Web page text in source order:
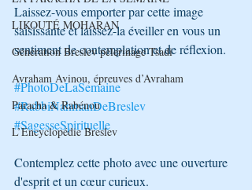
LIKOUTÉ MOHARAN
Génération Breslev pèlerinage Tsadi
Avraham Avinou, épreuves d’Avraham
Paracha & Rabénou
L’Encyclopédie Breslev
Laissez-vous emporter par cette image
saisissante et laissez-la éveiller en vous un
sentiment de contemplation et de réflexion.
#PhotoDeLaSemaine
#RabbiNahmanDeBreslev
#SagesseSpirituelle
Contemplez cette photo avec une ouverture
d'esprit et un cœur curieux.